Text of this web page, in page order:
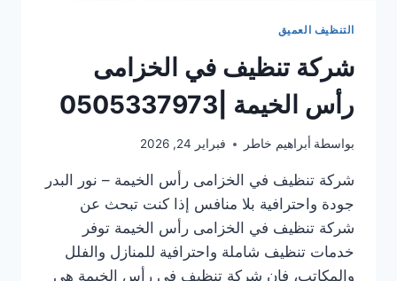
التنظيف العميق
شركة تنظيف في الخزامى
رأس الخيمة |0505337973
بواسطة أبراهيم خاطر فبراير 24, 2026
شركة تنظيف في الخزامى رأس الخيمة – نور البدر
جودة واحترافية بلا منافس إذا كنت تبحث عن
شركة تنظيف في الخزامى رأس الخيمة توفر
خدمات تنظيف شاملة واحترافية للمنازل والفلل
والمكاتب، فإن شركة تنظيف في رأس الخيمة هي